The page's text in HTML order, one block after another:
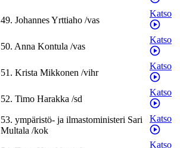
49. JohannesYrttiaho /vas
Katso
50. Anna Kontula /vas
Katso
51. Krista Mikkonen /vihr
Katso
52. Timo Harakka /sd
Katso
53. ympäristö- ja ilmastoministeri Sari
Multala /kok
Katso
Katso